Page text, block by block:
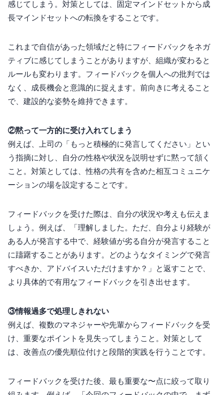
感じてしまう。対策としては、固定マインドセットから成
長マインドセットへの転換をすることです。
これまで自信があった領域だと特にフィードバックをネガ
ティブに感じてしまうことがありますが、組織が変わると
ルールも変わります。フィードバックを個人への批判では
なく、成長機会と意識的に捉えます。前向きに考えること
で、建設的な姿勢を維持できます。
②黙って一方的に受け入れてしまう
例えば、上司の「もっと積極的に発言してください」とい
う指摘に対し、自分の性格や状況を説明せずに黙って頷く
こと。対策としては、性格の共有を含めた相互コミュニケ
ーションの場を設定することです。
フィードバックを受けた際は、自分の状況や考えも伝えま
しょう。例えば、「理解しました。ただ、自分より経験が
ある人が発言する中で、経験値が劣る自分が発言すること
に躊躇することがあります。どのようなタイミングで発言
すべきか、アドバイスいただけますか？」と返すことで、
より具体的で有用なフィードバックを引き出せます。
③情報過多で処理しきれない
例えば、複数のマネジャーや先輩からフィードバックを受
け、重要なポイントを見失ってしまうこと。対策として
は、改善点の優先順位付けと段階的実践を行うことです。
フィードバックを受けた後、最も重要な1〜2点に絞って取り